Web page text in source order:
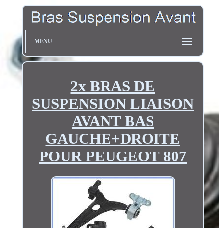
MENU
2x BRAS DE
SUSPENSION LIAISON
AVANT BAS
GAUCHE+DROITE
POUR PEUGEOT 807